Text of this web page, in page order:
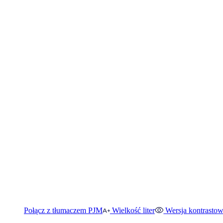
Połącz z tłumaczem PJM Wielkość liter Wersja